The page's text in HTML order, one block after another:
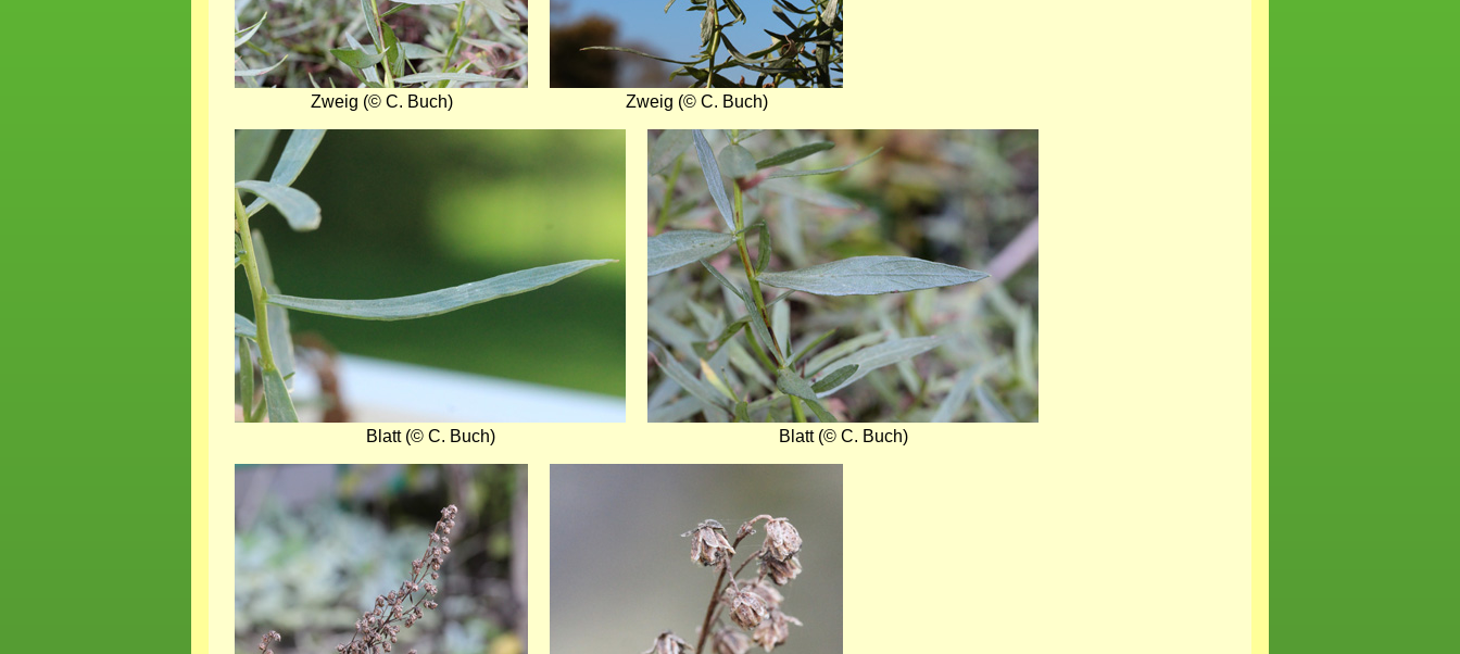
Zweig (© C. Buch)
Zweig (© C. Buch)
Bild
Blatt (© C. Buch)
Bild
Blatt (© C. Buch)
Bild